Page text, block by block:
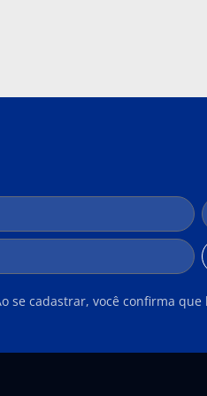
se cadastrar, você confirma